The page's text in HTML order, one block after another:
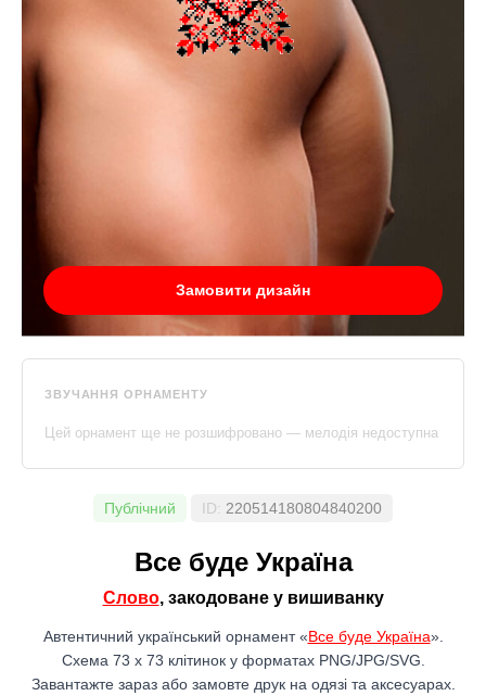
Замовити дизайн
ЗВУЧАННЯ ОРНАМЕНТУ
Цей орнамент ще не розшифровано — мелодія недоступна
Публічний ID: 220514180804840200
Все буде Україна
Слово, закодоване у вишиванку
Автентичний український орнамент «Все буде Україна».
Схема 73 x 73 клітинок у форматах PNG/JPG/SVG.
Завантажте зараз або замовте друк на одязі та аксесуарах.